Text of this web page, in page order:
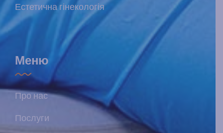
Естетична гінекологія
Меню
Про нас
Послуги